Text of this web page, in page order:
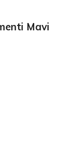
Mavi